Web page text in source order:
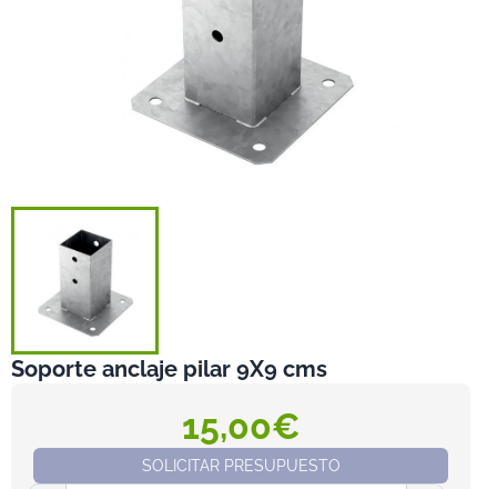
Soporte anclaje pilar 9X9 cms
15,00€
SOLICITAR PRESUPUESTO